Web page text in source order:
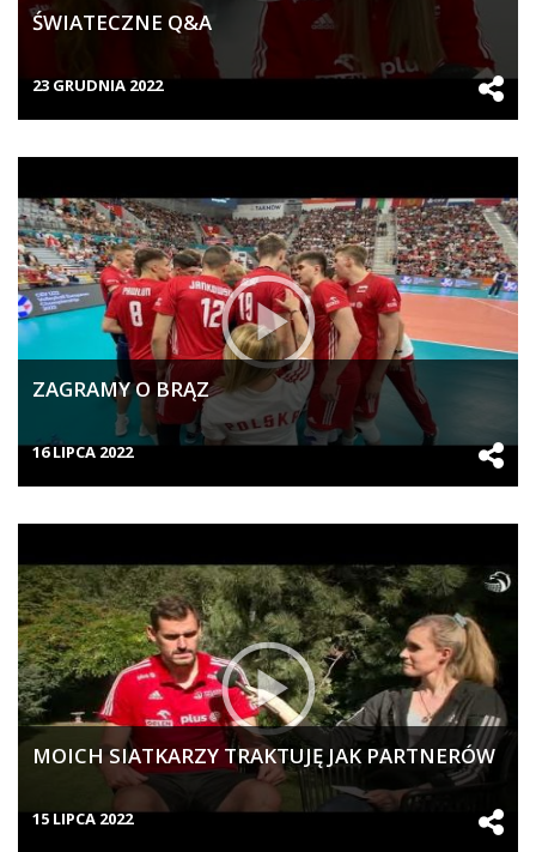
ŚWIATECZNE Q&A
23 GRUDNIA 2022
ZAGRAMY O BRĄZ
16 LIPCA 2022
MOICH SIATKARZY TRAKTUJĘ JAK PARTNERÓW
15 LIPCA 2022